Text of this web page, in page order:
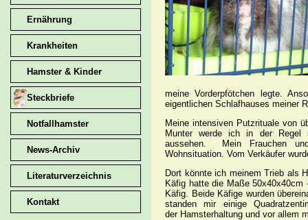
Ernährung
Krankheiten
Hamster & Kinder
Steckbriefe
Notfallhamster
News-Archiv
Literaturverzeichnis
Kontakt
meine Vorderpfötchen legte.
eigentlichen Schlafhauses meiner
Meine intensiven Putzrituale von
Munter werde ich in der
aussehen. Mein Frauchen
Wohnsituation. Vom Verkäufer
Dort könnte ich meinem Trieb als
Käfig hatte die Maße
Käfig. Beide Käfige wurden
standen mir einige
der Hamsterhaltung und vor allem